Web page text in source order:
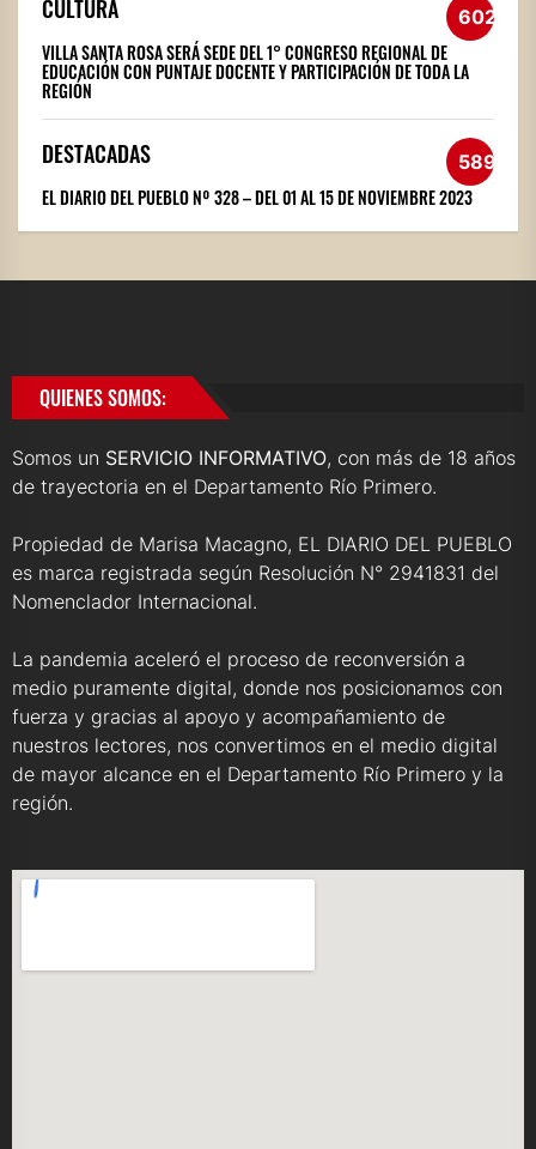
CULTURA 602
VILLA SANTA ROSA SERÁ SEDE DEL 1° CONGRESO REGIONAL DE
EDUCACIÓN CON PUNTAJE DOCENTE Y PARTICIPACIÓN DE TODA LA
REGIÓN
DESTACADAS 589
EL DIARIO DEL PUEBLO Nº 328 – DEL 01 AL 15 DE NOVIEMBRE 2023
QUIENES SOMOS:
Somos un SERVICIO INFORMATIVO, con más de 18 años
de trayectoria en el Departamento Río Primero.
Propiedad de Marisa Macagno, EL DIARIO DEL PUEBLO
es marca registrada según Resolución N° 2941831 del
Nomenclador Internacional.
La pandemia aceleró el proceso de reconversión a
medio puramente digital, donde nos posicionamos con
fuerza y gracias al apoyo y acompañamiento de
nuestros lectores, nos convertimos en el medio digital
de mayor alcance en el Departamento Río Primero y la
región.